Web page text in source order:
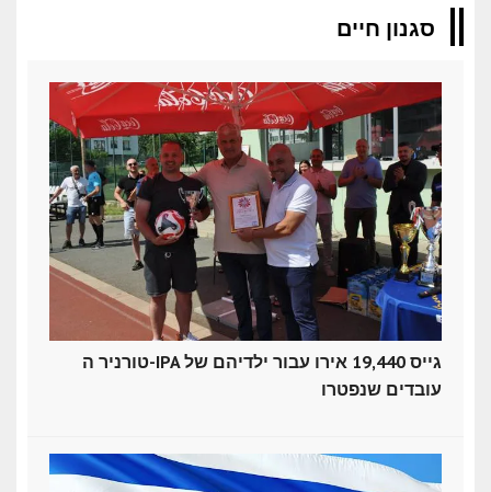
סגנון חיים
טורניר ה-IPA גייס 19,440 אירו עבור ילדיהם של
עובדים שנפטרו